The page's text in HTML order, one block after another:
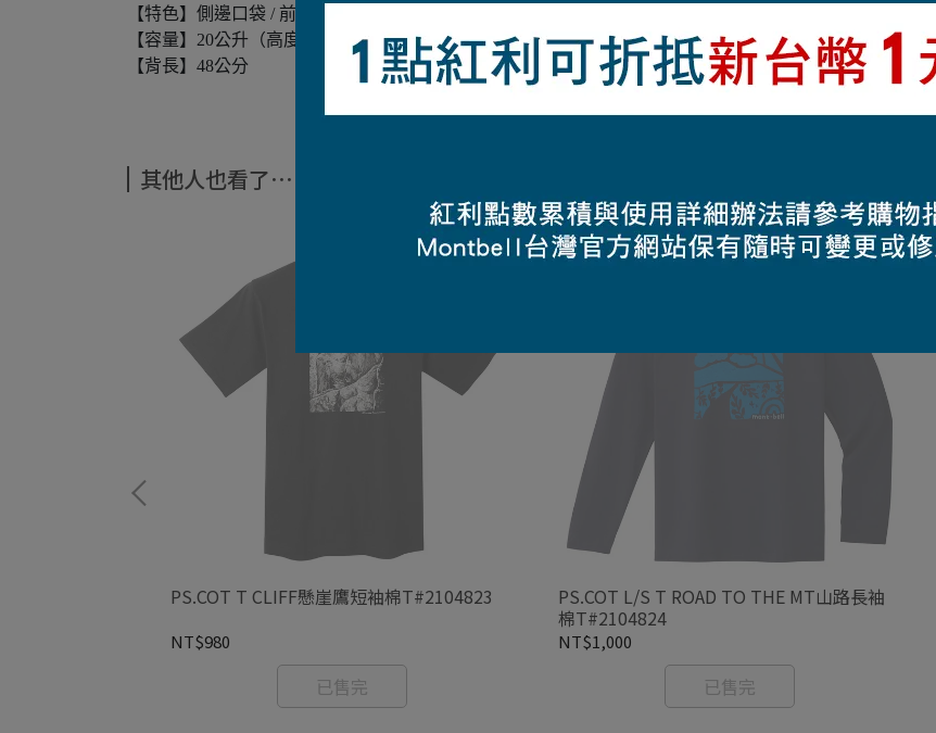
【特色】側邊口袋 / 前方口袋 / 內口袋 / 可收納式設計
【容量】20公升（高度48 x 寬度28 x 深度15.5公分）
【背長】48公分
其他人也看了⋯
PS.COT T CLIFF懸崖鷹短袖棉T#2104823
NT$980
已售完
PS.COT L/S T ROAD TO THE MT山路長袖
棉T#2104824
NT$1,000
已售完